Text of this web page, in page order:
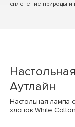
сплетение природы и
Аутлайн
Настольная лампа
хлопок White Cotton